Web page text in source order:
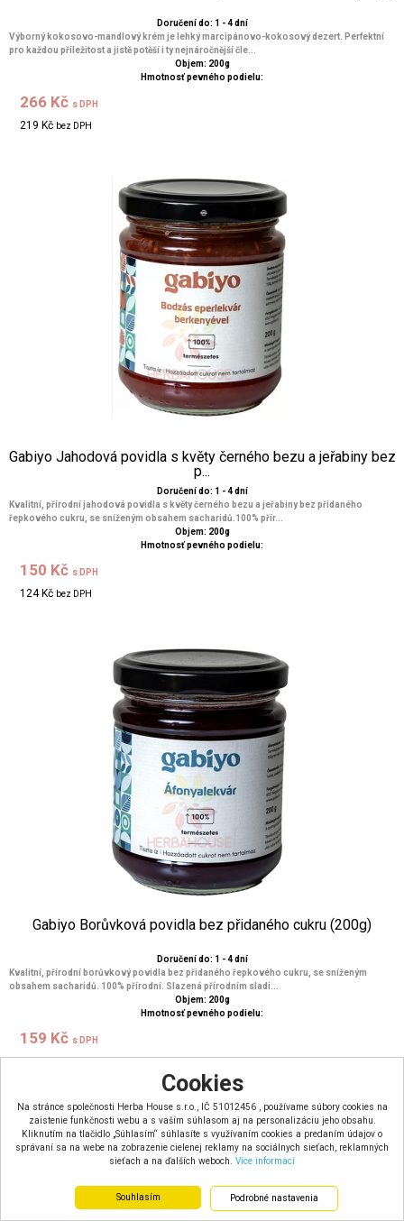
Cookies
Na stránce společnosti Herba House s.r.o., IČ 51012456 , používame súbory cookies na
zaistenie funkčnosti webu a s vaším súhlasom aj na personalizáciu jeho obsahu.
Kliknutím na tlačidlo „Súhlasím“ súhlasíte s využívaním cookies a predaním údajov o
správaní sa na webe na zobrazenie cielenej reklamy na sociálnych sieťach, reklamných
sieťach a na ďalších weboch. Více informací
Souhlasím Podrobné nastavenia
Doručení do: 1 - 4 dní
Výborný kokosovo-mandlový krém je lehký marcipánovo-kokosový dezert. Perfektní
pro každou příležitost a jistě potěší i ty nejnáročnější čle...
Objem: 200g
Hmotnosť pevného podielu:
266 Kč s DPH
219 Kč bez DPH
Gabiyo Jahodová povidla s květy černého bezu a jeřabiny bez
p...
Doručení do: 1 - 4 dní
Kvalitní, přírodní jahodová povidla s květy černého bezu a jeřabiny bez přidaného
řepkového cukru, se sníženým obsahem sacharidů.100% přír...
Objem: 200g
Hmotnosť pevného podielu:
150 Kč s DPH
124 Kč bez DPH
Gabiyo Borůvková povidla bez přidaného cukru (200g)
Doručení do: 1 - 4 dní
Kvalitní, přírodní borůvkový povidla bez přidaného řepkového cukru, se sníženým
obsahem sacharidů. 100% přírodní. Slazená přírodním sladi...
Objem: 200g
Hmotnosť pevného podielu:
159 Kč s DPH
131 Kč